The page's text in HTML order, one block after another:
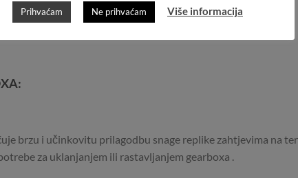
brzu i učinkovitu prilagodbu snage replike zahtjevima na
za uklanjanjem ili rastavljanjem gearboxa .
Prihvaćam Ne prihvaćam Više informacija